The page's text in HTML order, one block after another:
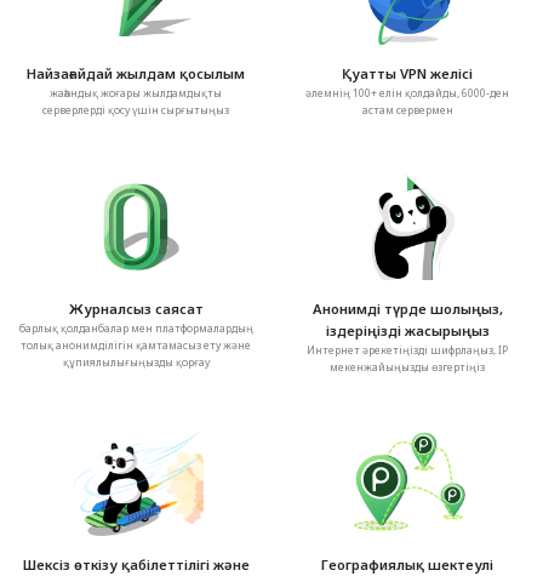
Найзағайдай жылдам қосылым
жаһандық жоғары жылдамдықты
серверлерді қосу үшін сырғытыңыз
Қуатты VPN желісі
әлемнің 100+ елін қолдайды, 6000-ден
астам сервермен
Журналсыз саясат
барлық қолданбалар мен платформалардың
толық анонимділігін қамтамасыз ету және
құпиялылығыңызды қорғау
Анонимді түрде шолыңыз,
іздеріңізді жасырыңыз
Интернет әрекетіңізді шифрлаңыз, IP
мекенжайыңызды өзгертіңіз
Шексіз өткізу қабілеттілігі және
Географиялық шектеулі